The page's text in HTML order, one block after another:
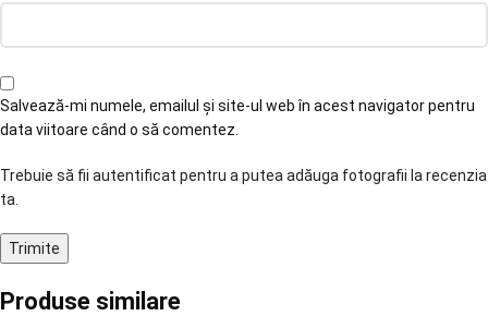
Salvează-mi numele, emailul și site-ul web în acest navigator pentru
data viitoare când o să comentez.
Trebuie să fii autentificat pentru a putea adăuga fotografii la recenzia
ta.
Produse similare